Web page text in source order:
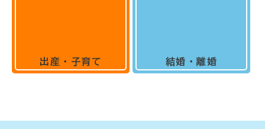
出産・子育て 結婚・離婚